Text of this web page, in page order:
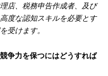
店、税務申告作成者、及び
度な認知スキルを必要とす
受けます。
争力を保つにはどうすれば